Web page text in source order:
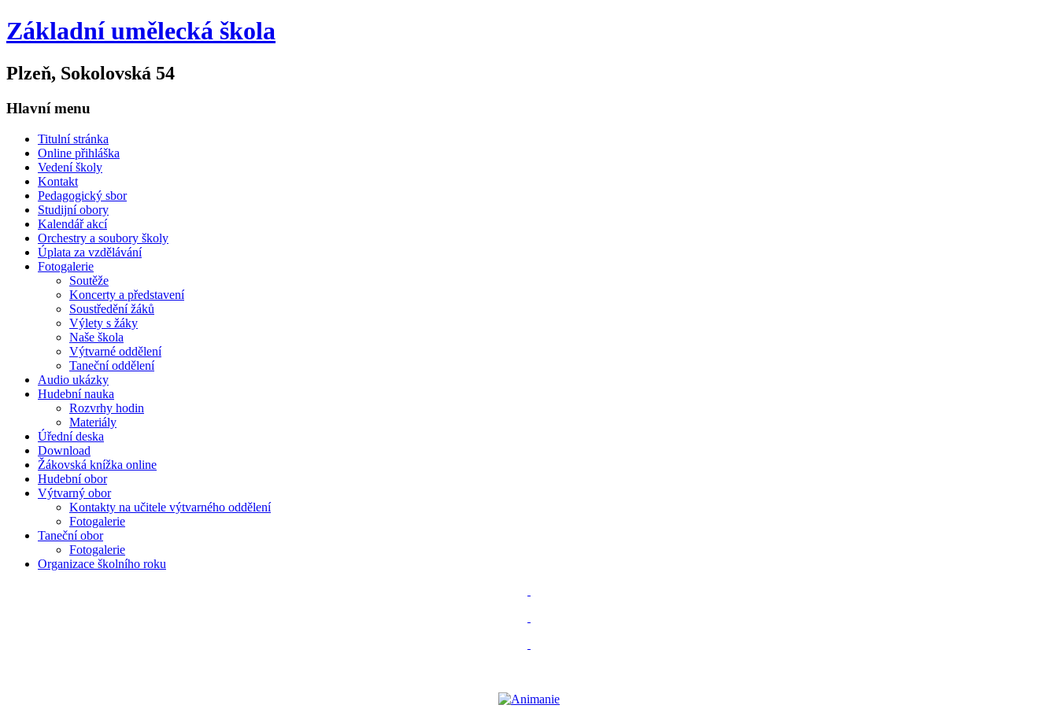
Základní umělecká škola
Plzeň, Sokolovská 54
Hlavní menu
Titulní stránka
Online přihláška
Vedení školy
Kontakt
Pedagogický sbor
Studijní obory
Kalendář akcí
Orchestry a soubory školy
Úplata za vzdělávání
Fotogalerie
Soutěže
Koncerty a představení
Soustředění žáků
Výlety s žáky
Naše škola
Výtvarné oddělení
Taneční oddělení
Audio ukázky
Hudební nauka
Rozvrhy hodin
Materiály
Úřední deska
Download
Žákovská knížka online
Hudební obor
Výtvarný obor
Kontakty na učitele výtvarného oddělení
Fotogalerie
Taneční obor
Fotogalerie
Organizace školního roku